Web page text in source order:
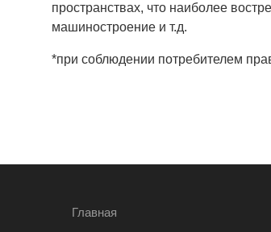
пространствах, что наиболее
машиностроение и т.д.
*при соблюдении потребителем
Главная